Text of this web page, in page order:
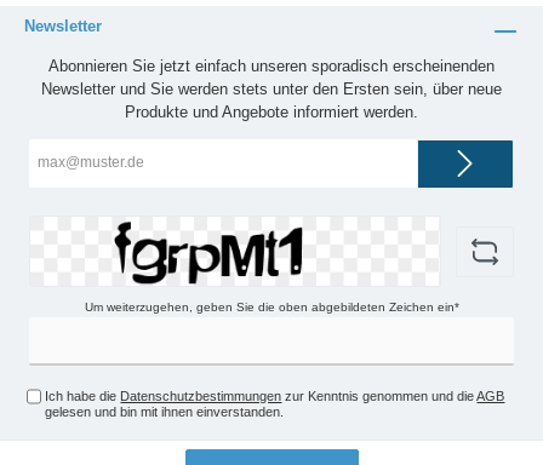
Newsletter
Abonnieren Sie jetzt einfach unseren sporadisch erscheinenden
Newsletter und Sie werden stets unter den Ersten sein, über neue
Produkte und Angebote informiert werden.
Um weiterzugehen, geben Sie die oben abgebildeten Zeichen ein*
Ich habe die Datenschutzbestimmungen zur Kenntnis genommen und dieAGB
gelesen und bin mit ihnen einverstanden.